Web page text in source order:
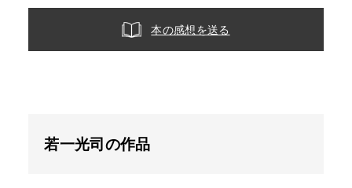
本の感想を送る
若一光司の作品